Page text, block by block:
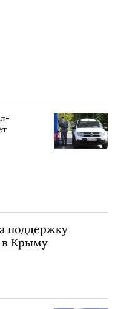
поддержку
в Крыму